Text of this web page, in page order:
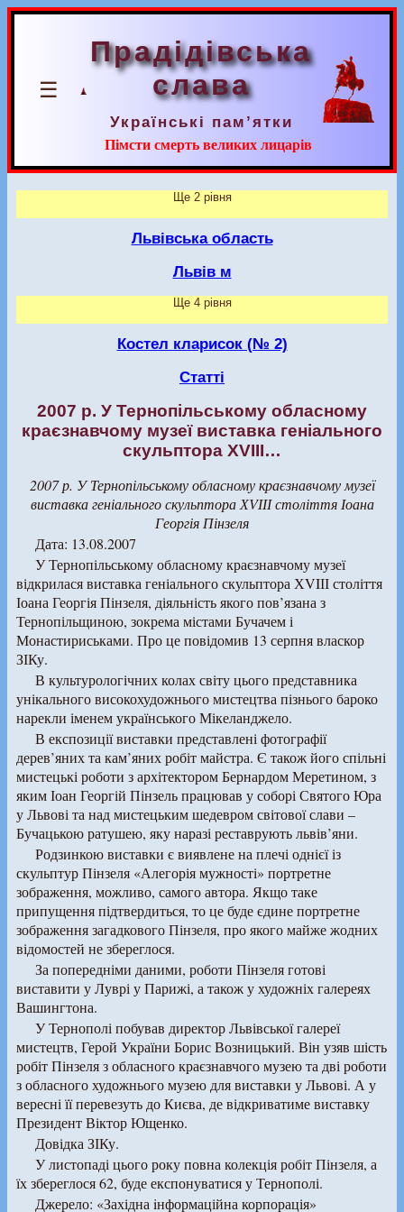
☰
Прадідівська
слава
Українські пам’ятки
Пімсти смерть великих лицарів
Ще 2 рівня
Львівська область
Львів м
Ще 4 рівня
Костел кларисок (№ 2)
Статті
2007 р. У Тернопільському обласному
краєзнавчому музеї виставка геніального
скульптора ХVІІІ…
2007 р. У Тернопільському обласному краєзнавчому музеї
виставка геніального скульптора ХVІІІ століття Іоана
Георгія Пінзеля
Дата: 13.08.2007
У Тернопільському обласному краєзнавчому музеї
відкрилася виставка геніального скульптора ХVIІІ століття
Іоана Георгія Пінзеля, діяльність якого пов’язана з
Тернопільщиною, зокрема містами Бучачем і
Монастириськами. Про це повідомив 13 серпня власкор
ЗІКу.
В культурологічних колах світу цього представника
унікального високохудожнього мистецтва пізнього бароко
нарекли іменем українського Мікеланджело.
В експозиції виставки представлені фотографії
дерев’яних та кам’яних робіт майстра. Є також його спільні
мистецькі роботи з архітектором Бернардом Меретином, з
яким Іоан Георгій Пінзель працював у соборі Святого Юра
у Львові та над мистецьким шедевром світової слави –
Бучацькою ратушею, яку наразі реставрують львів’яни.
Родзинкою виставки є виявлене на плечі однієї із
скульптур Пінзеля «Алегорія мужності» портретне
зображення, можливо, самого автора. Якщо таке
припущення підтвердиться, то це буде єдине портретне
зображення загадкового Пінзеля, про якого майже жодних
відомостей не збереглося.
За попередніми даними, роботи Пінзеля готові
виставити у Луврі у Парижі, а також у художніх галереях
Вашингтона.
У Тернополі побував директор Львівської галереї
мистецтв, Герой України Борис Возницький. Він узяв шість
робіт Пінзеля з обласного краєзнавчого музею та дві роботи
з обласного художнього музею для виставки у Львові. А у
вересні її перевезуть до Києва, де відкриватиме виставку
Президент Віктор Ющенко.
Довідка ЗІКу.
У листопаді цього року повна колекція робіт Пінзеля, а
їх збереглося 62, буде експонуватися у Тернополі.
Джерело: «Західна iнформаційна корпорація»